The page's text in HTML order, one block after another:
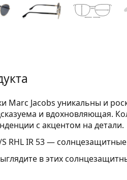
Marc Jacobs уникальны и
и вдохновляющая.
с акцентом на детали.
RHL IR 53— солнцезащитные
в этих